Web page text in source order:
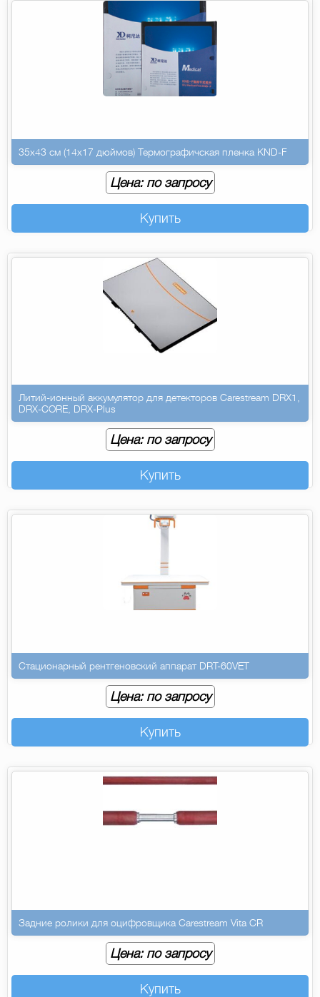
35х43 см (14х17 дюймов) Термографичская пленка KND-F
Цена: по запросу
Купить
Литий-ионный аккумулятор для детекторов Carestream DRX1,
DRX-CORE, DRX-Plus
Цена: по запросу
Купить
Стационарный рентгеновский аппарат DRT-60VET
Цена: по запросу
Купить
Задние ролики для оцифровщика Carestream Vita CR
Цена: по запросу
Купить